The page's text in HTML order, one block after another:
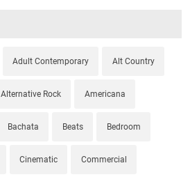
Adult Contemporary Alt Country
Alternative Rock Americana
Bachata Beats Bedroom
Cinematic Commercial